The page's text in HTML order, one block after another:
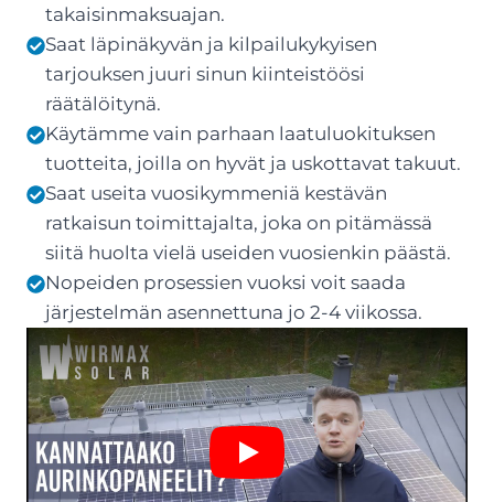
takaisinmaksuajan.
Saat läpinäkyvän ja kilpailukykyisen
tarjouksen juuri sinun kiinteistöösi
räätälöitynä.
Käytämme vain parhaan laatuluokituksen
tuotteita, joilla on hyvät ja uskottavat takuut.
Saat useita vuosikymmeniä kestävän
ratkaisun toimittajalta, joka on pitämässä
siitä huolta vielä useiden vuosienkin päästä.
Nopeiden prosessien vuoksi voit saada
järjestelmän asennettuna jo 2-4 viikossa.
Play